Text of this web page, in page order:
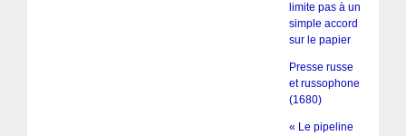
limite pas à un
simple accord
sur le papier
Presse russe
et russophone
(1680)
« Le pipeline